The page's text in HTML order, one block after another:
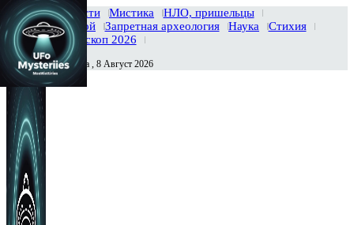
Главная Новости Мистика
НЛО, пришельцы
Тайны вселенной
Запретная археология Наука
Стихия
История
Гороскоп 2026
Сегодня Суббота , 8 Август 2026